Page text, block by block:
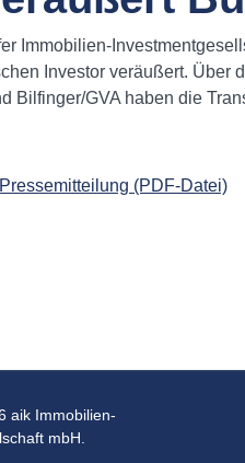
Immobilien-
Investor veräußert. Über
Bilfinger/GVA haben die
(PDF-Datei)
aik Immobilien-
mbH.